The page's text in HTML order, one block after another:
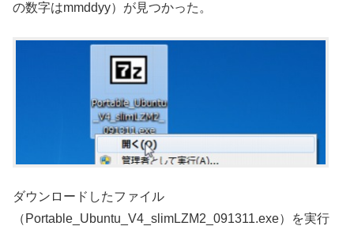
の数字はmmddyy）が見つかった。
ダウンロードしたファイル
（Portable_Ubuntu_V4_slimLZM2_091311.exe）を実行